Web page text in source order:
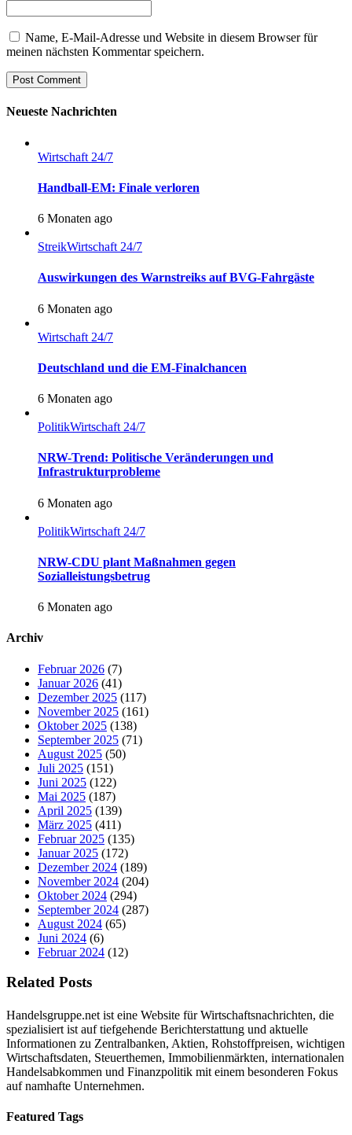
Name, E-Mail-Adresse und Website in diesem Browser für
meinen nächsten Kommentar speichern.
Post Comment
Neueste Nachrichten
Wirtschaft 24/7
Handball-EM: Finale verloren
6 Monaten ago
StreikWirtschaft 24/7
Auswirkungen des Warnstreiks auf BVG-Fahrgäste
6 Monaten ago
Wirtschaft 24/7
Deutschland und die EM-Finalchancen
6 Monaten ago
PolitikWirtschaft 24/7
NRW-Trend: Politische Veränderungen und
Infrastrukturprobleme
6 Monaten ago
PolitikWirtschaft 24/7
NRW-CDU plant Maßnahmen gegen
Sozialleistungsbetrug
6 Monaten ago
Archiv
Februar 2026 (7)
Januar 2026 (41)
Dezember 2025 (117)
November 2025 (161)
Oktober 2025 (138)
September 2025 (71)
August 2025 (50)
Juli 2025 (151)
Juni 2025 (122)
Mai 2025 (187)
April 2025 (139)
März 2025 (411)
Februar 2025 (135)
Januar 2025 (172)
Dezember 2024 (189)
November 2024 (204)
Oktober 2024 (294)
September 2024 (287)
August 2024 (65)
Juni 2024 (6)
Februar 2024 (12)
Related Posts
Handelsgruppe.net ist eine Website für Wirtschaftsnachrichten, die
spezialisiert ist auf tiefgehende Berichterstattung und aktuelle
Informationen zu Zentralbanken, Aktien, Rohstoffpreisen, wichtigen
Wirtschaftsdaten, Steuerthemen, Immobilienmärkten, internationalen
Handelsabkommen und Finanzpolitik mit einem besonderen Fokus
auf namhafte Unternehmen.
Featured Tags